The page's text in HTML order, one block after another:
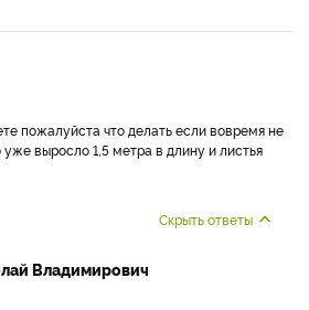
пожалуйста что делать если вовремя не
выросло 1,5 метра в длину и листья
Скрыть ответы
Владимирович